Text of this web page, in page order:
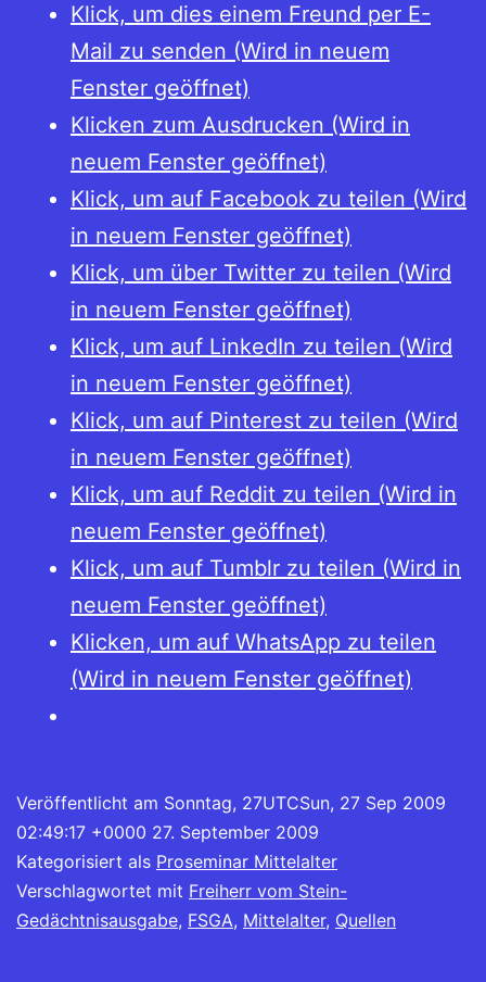
Stein-
Gedächtnisausgabe
(FSGA)
1-
30
Klick, um dies einem Freund per E-
Mail zu senden (Wird in neuem
Fenster geöffnet)
Klicken zum Ausdrucken (Wird in
neuem Fenster geöffnet)
Klick, um auf Facebook zu teilen (Wird
in neuem Fenster geöffnet)
Klick, um über Twitter zu teilen (Wird
in neuem Fenster geöffnet)
Klick, um auf LinkedIn zu teilen (Wird
in neuem Fenster geöffnet)
Klick, um auf Pinterest zu teilen (Wird
in neuem Fenster geöffnet)
Klick, um auf Reddit zu teilen (Wird in
neuem Fenster geöffnet)
Klick, um auf Tumblr zu teilen (Wird in
neuem Fenster geöffnet)
Klicken, um auf WhatsApp zu teilen
(Wird in neuem Fenster geöffnet)
Veröffentlicht am Sonntag, 27UTCSun, 27 Sep 2009
02:49:17 +0000 27. September 2009
Kategorisiert als Proseminar Mittelalter
Verschlagwortet mit Freiherr vom Stein-
Gedächtnisausgabe, FSGA, Mittelalter, Quellen